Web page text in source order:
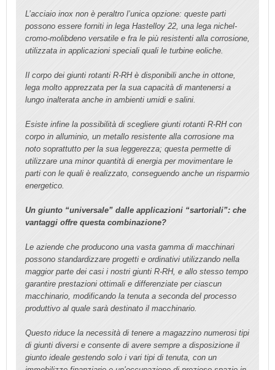
L’acciaio inox non è peraltro l’unica opzione: queste parti
possono essere forniti in lega Hastelloy 22, una lega nichel-
cromo-molibdeno versatile e fra le più resistenti alla corrosione,
utilizzata in applicazioni speciali quali le turbine eoliche.
Il corpo dei giunti rotanti R-RH è disponibili anche in ottone,
lega molto apprezzata per la sua capacità di mantenersi a
lungo inalterata anche in ambienti umidi e salini.
Esiste infine la possibilità di scegliere giunti rotanti R-RH con
corpo in alluminio, un metallo resistente alla corrosione ma
noto soprattutto per la sua leggerezza; questa permette di
utilizzare una minor quantità di energia per movimentare le
parti con le quali è realizzato, conseguendo anche un risparmio
energetico.
Un giunto “universale” dalle applicazioni “sartoriali”: che
vantaggi offre questa combinazione?
Le aziende che producono una vasta gamma di macchinari
possono standardizzare progetti e ordinativi utilizzando nella
maggior parte dei casi i nostri giunti R-RH, e allo stesso tempo
garantire prestazioni ottimali e differenziate per ciascun
macchinario, modificando la tenuta a seconda del processo
produttivo al quale sarà destinato il macchinario.
Questo riduce la necessità di tenere a magazzino numerosi tipi
di giunti diversi e consente di avere sempre a disposizione il
giunto ideale gestendo solo i vari tipi di tenuta, con un